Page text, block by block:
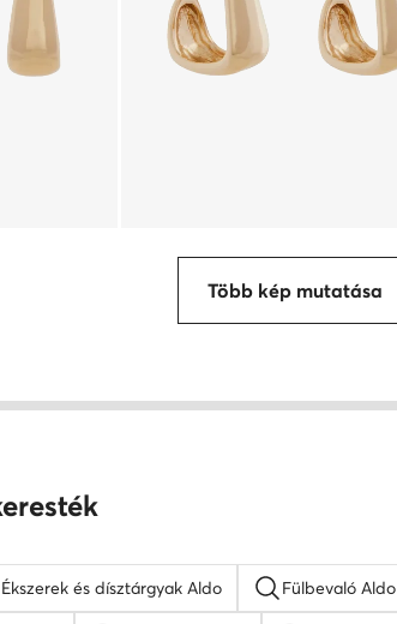
Több kép mutatása
Ékszerek és dísztárgyak Aldo Fülbevaló Aldo